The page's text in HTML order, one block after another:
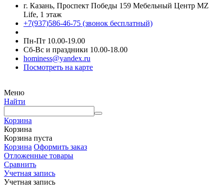
г. Казань, Проспект Победы 159 Мебельный Центр MZ
Life, 1 этаж
+7(937)586-46-75 (звонок бесплатный)
Пн-Пт 10.00-19.00
Сб-Вс и праздники 10.00-18.00
hominess@yandex.ru
Посмотреть на карте
Меню
Найти
Корзина
Корзина
Корзина пуста
Корзина Оформить заказ
Отложенные товары
Сравнить
Учетная запись
Учетная запись